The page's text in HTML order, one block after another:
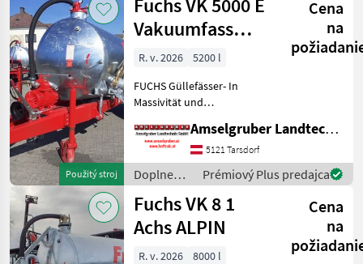
polievanie
/ Fuchs
Použitý stroj
Fuchs VK 5000 E
Vakuumfass
5.200 Liter
Cena
na
R. v. 2026
5200 l
FUCHS Güllefässer- In
Massivität und
(Stärkste Materialstärken +
Beste Materialen und Beste
Komponenten der
führenden TOP Hersteller!)
Sei
Amselgruber Landtechnik GmbH
5121 Tarsdorf
Doplnenie
živin a
polievanie
/ Fuchs
Prémiový Plus predajca
Fuchs VK 8 1
Achs ALPIN
Cena
na
R. v. 2026
8000 l